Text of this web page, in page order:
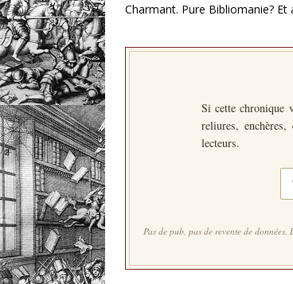
Charmant. Pure Bibliomanie?
Si cette chronique
reliures,
lecteurs.
Pas de pub, pas de revente de données.